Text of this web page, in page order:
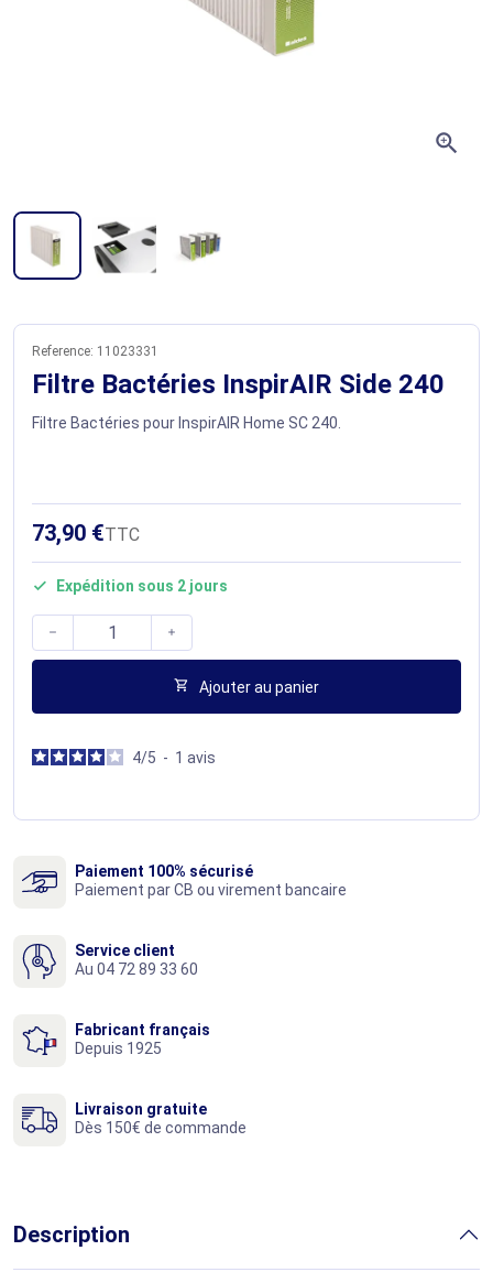
zoom_in
Reference: 11023331
Filtre Bactéries InspirAIR Side 240
Filtre Bactéries pour InspirAIR Home SC 240.
73,90 €TTC
 Expédition sous 2 jours
 
 Ajouter au panier
4/5 - 1 avis
Paiement 100% sécurisé
Paiement par CB ou virement bancaire
Service client
Au 04 72 89 33 60
Fabricant français
Depuis 1925
Livraison gratuite
Dès 150€ de commande
Description